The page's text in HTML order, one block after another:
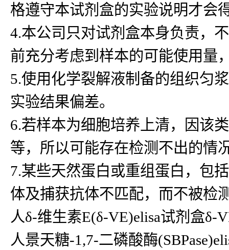
格遵守本试剂盒的实验说明才会
4.本公司只对试剂盒本身负责，
前充分考虑到样本的可能使用量
5.使用化学裂解液制备的组织匀
实验结果偏差。
6.若样本为细胞培养上清，因该
等，所以可能存在检测不出的情
7.某些天然蛋白或重组蛋白，包
体及捕获抗体不匹配，而不被检
人δ-维生素E(δ-VE)elisa试剂盒δ-
人景天糖-1,7-二磷酸酶